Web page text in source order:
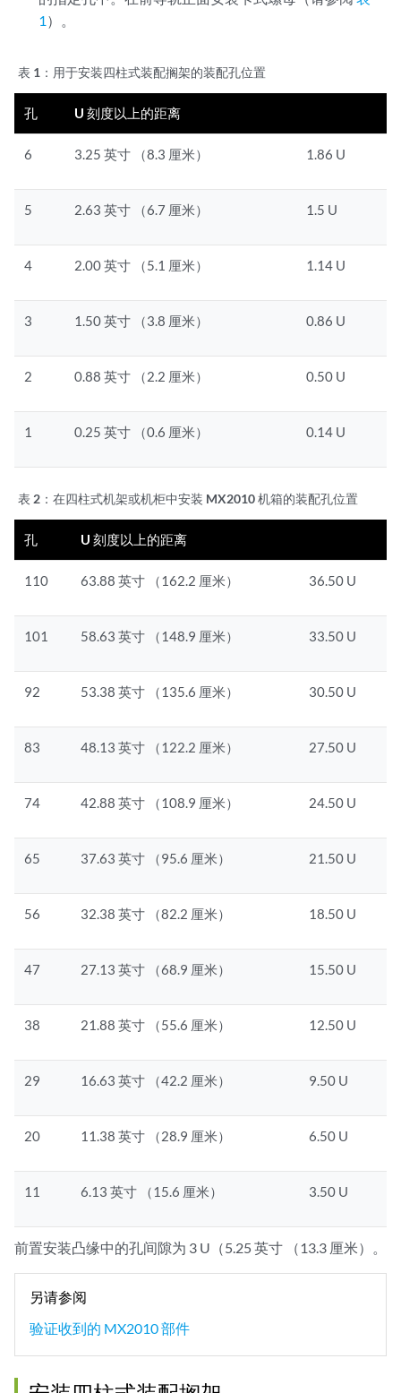
1 ）。
表 1： 用于安装四柱式装配搁架的装配孔位置
孔 U 刻度以上的距离
6 3.25 英寸 （8.3 厘米） 1.86 U
5 2.63 英寸 （6.7 厘米） 1.5 U
4 2.00 英寸 （5.1 厘米） 1.14 U
3 1.50 英寸 （3.8 厘米） 0.86 U
2 0.88 英寸 （2.2 厘米） 0.50 U
1 0.25 英寸 （0.6 厘米） 0.14 U
表 2： 在四柱式机架或机柜中安装 MX2010 机箱的装配孔位置
孔 U 刻度以上的距离
110 63.88 英寸 （162.2 厘米） 36.50 U
101 58.63 英寸 （148.9 厘米） 33.50 U
92 53.38 英寸 （135.6 厘米） 30.50 U
83 48.13 英寸 （122.2 厘米） 27.50 U
74 42.88 英寸 （108.9 厘米） 24.50 U
65 37.63 英寸 （95.6 厘米） 21.50 U
56 32.38 英寸 （82.2 厘米） 18.50 U
47 27.13 英寸 （68.9 厘米） 15.50 U
38 21.88 英寸 （55.6 厘米） 12.50 U
29 16.63 英寸 （42.2 厘米） 9.50 U
20 11.38 英寸 （28.9 厘米） 6.50 U
11 6.13 英寸 （15.6 厘米） 3.50 U
前置安装凸缘中的孔间隙为 3 U（5.25 英寸 （13.3 厘米）。
另请参阅
验证收到的 MX2010 部件